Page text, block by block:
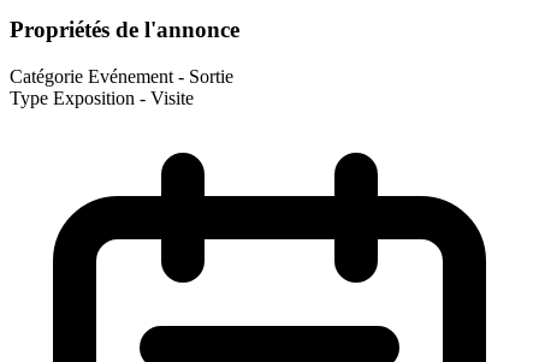
Propriétés de l'annonce
Catégorie Evénement - Sortie
Type Exposition - Visite